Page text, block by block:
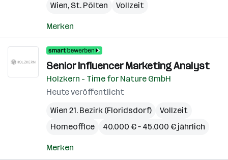
Wien, St. Pölten Vollzeit
Merken
Senior Influencer Marketing Analyst
Holzkern - Time for Nature GmbH
Heute veröffentlicht
Wien 21. Bezirk (Floridsdorf)
Vollzeit
Homeoffice
40.000 € – 45.000 € jährlich
Merken